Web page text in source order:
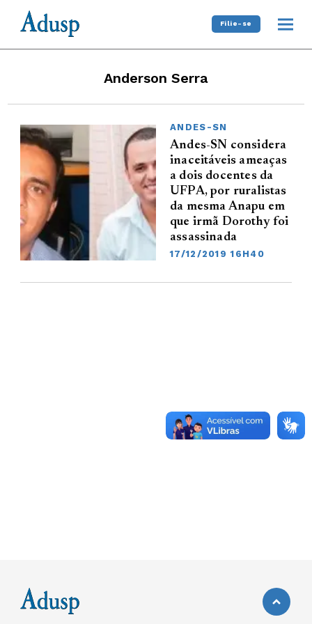
Filie-se
Anderson Serra
ANDES-SN
Andes-SN considera
inaceitáveis ameaças
a dois docentes da
UFPA, por ruralistas
da mesma Anapu em
que irmã Dorothy foi
assassinada
17/12/2019 16H40